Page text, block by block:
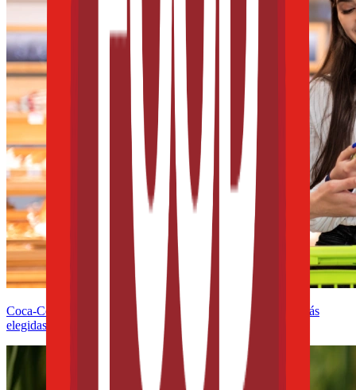
Coca-Cola, Lala y Bimbo lideran el ranking de las marcas más
elegidas por los mexicanos en 2025